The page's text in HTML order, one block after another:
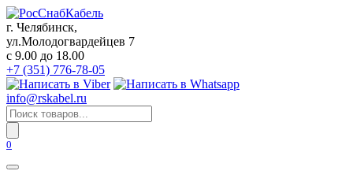
Перейти
к
содержанию
г. Челябинск,
ул.Молодогвардейцев 7
c 9.00 до 18.00
+7 (351) 776-78-05
info@rskabel.ru
Поиск
товаров
0